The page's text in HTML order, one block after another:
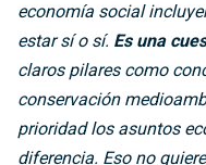
economía social
estar sí o sí. Es una
claros pilares como
conservación
prioridad los asuntos
diferencia. Eso no